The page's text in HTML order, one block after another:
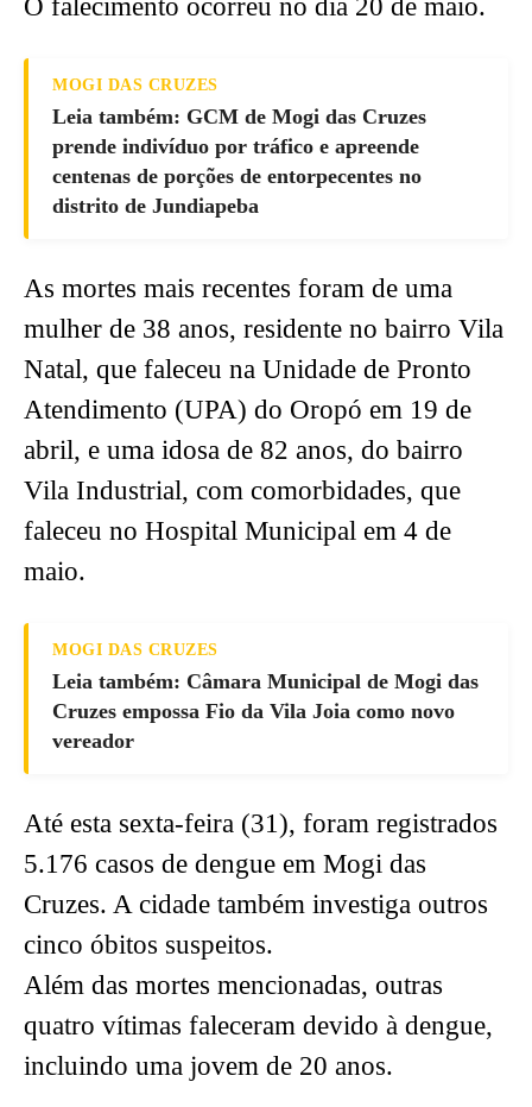
O falecimento ocorreu no dia 20 de maio.
MOGI DAS CRUZES
Leia também: GCM de Mogi das Cruzes
prende indivíduo por tráfico e apreende
centenas de porções de entorpecentes no
distrito de Jundiapeba
As mortes mais recentes foram de uma
mulher de 38 anos, residente no bairro Vila
Natal, que faleceu na Unidade de Pronto
Atendimento (UPA) do Oropó em 19 de
abril, e uma idosa de 82 anos, do bairro
Vila Industrial, com comorbidades, que
faleceu no Hospital Municipal em 4 de
maio.
MOGI DAS CRUZES
Leia também: Câmara Municipal de Mogi das
Cruzes empossa Fio da Vila Joia como novo
vereador
Até esta sexta-feira (31), foram registrados
5.176 casos de dengue em Mogi das
Cruzes. A cidade também investiga outros
cinco óbitos suspeitos.
Além das mortes mencionadas, outras
quatro vítimas faleceram devido à dengue,
incluindo uma jovem de 20 anos.